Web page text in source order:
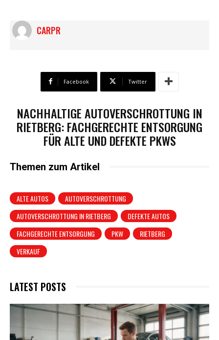
CARPR
Facebook Twitter
NACHHALTIGE AUTOVERSCHROTTUNG IN
RIETBERG: FACHGERECHTE ENTSORGUNG
FÜR ALTE UND DEFEKTE PKWS
Themen zum Artikel
ALTE AUTOS
AUTOVERSCHROTTUNG
AUTOVERSCHROTTUNG IN RIETBERG
DEFEKTE AUTOS
FACHGERECHTE ENTSORGUNG
PKW
RIETBERG
VERKAUF
LATEST POSTS